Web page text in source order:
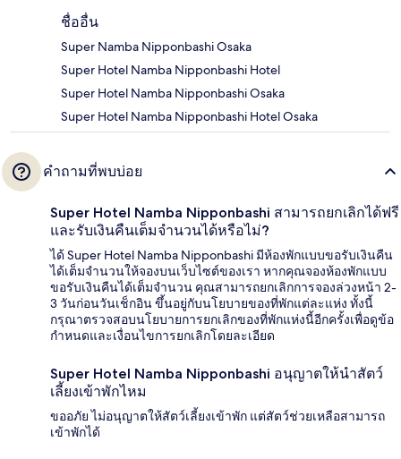
ชื่ออื่น
Super Namba Nipponbashi Osaka
Super Hotel Namba Nipponbashi Hotel
Super Hotel Namba Nipponbashi Osaka
Super Hotel Namba Nipponbashi Hotel Osaka
คำถามที่พบบ่อย
Super Hotel Namba Nipponbashi สามารถยกเลิกได้ฟรี
และรับเงินคืนเต็มจำนวนได้หรือไม่?
ได้ Super Hotel Namba Nipponbashi มีห้องพักแบบขอรับเงินคืน
ได้เต็มจำนวนให้จองบนเว็บไซต์ของเรา หากคุณจองห้องพักแบบ
ขอรับเงินคืนได้เต็มจำนวน คุณสามารถยกเลิกการจองล่วงหน้า 2-
3 วันก่อนวันเช็กอิน ขึ้นอยู่กับนโยบายของที่พักแต่ละแห่ง ทั้งนี้
กรุณาตรวจสอบนโยบายการยกเลิกของที่พักแห่งนี้อีกครั้งเพื่อดูข้อ
กำหนดและเงื่อนไขการยกเลิกโดยละเอียด
Super Hotel Namba Nipponbashi อนุญาตให้นำสัตว์
เลี้ยงเข้าพักไหม
ขออภัย ไม่อนุญาตให้สัตว์เลี้ยงเข้าพัก แต่สัตว์ช่วยเหลือสามารถ
เข้าพักได้